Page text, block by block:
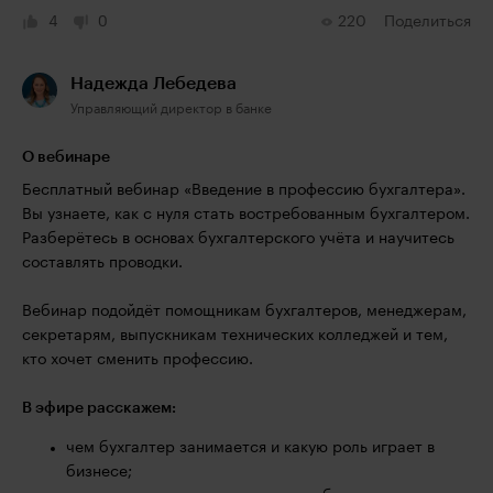
4 0 220 Поделиться
Надежда Лебедева
Управляющий директор в банке
О вебинаре
Бесплатный вебинар «Введение в профессию бухгалтера».
Вы узнаете, как с нуля стать востребованным бухгалтером.
Разберётесь в основах бухгалтерского учёта и научитесь
составлять проводки.
Вебинар подойдёт помощникам бухгалтеров, менеджерам,
секретарям, выпускникам технических колледжей и тем,
кто хочет сменить профессию.
В эфире расскажем:
чем бухгалтер занимается и какую роль играет в
бизнесе;